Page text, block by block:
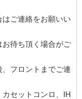
ご連絡をお願いい
待ち頂く場合がご
フロントまでご連
セットコンロ、IH